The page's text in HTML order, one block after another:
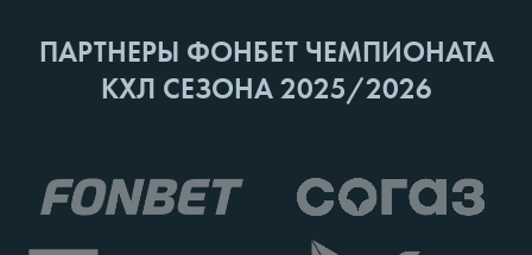
ПАРТНЕРЫ ФОНБЕТ ЧЕМПИОНАТА
КХЛ СЕЗОНА 2025/2026